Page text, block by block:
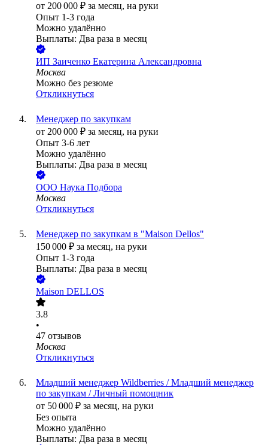
от 200 000 ₽ за месяц, на руки
Опыт 1-3 года
Можно удалённо
Выплаты: Два раза в месяц
ИП Заиченко Екатерина Александровна
Москва
Можно без резюме
Откликнуться
Менеджер по закупкам
от 200 000 ₽ за месяц, на руки
Опыт 3-6 лет
Можно удалённо
Выплаты: Два раза в месяц
ООО Наука Подбора
Москва
Откликнуться
Менеджер по закупкам в "Maison Dellos"
150 000 ₽ за месяц, на руки
Опыт 1-3 года
Выплаты: Два раза в месяц
Maison DELLOS
3.8
•
47 отзывов
Москва
Откликнуться
Младший менеджер Wildberries / Младший менеджер
по закупкам / Личный помощник
от 50 000 ₽ за месяц, на руки
Без опыта
Можно удалённо
Выплаты: Два раза в месяц